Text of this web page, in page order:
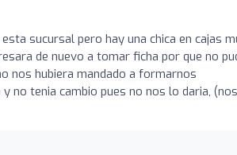
sucursal pero hay una chica en cajas
de nuevo a tomar ficha por que no
nos hubiera mandado a formarnos
no tenia cambio pues no nos lo daria, (nos